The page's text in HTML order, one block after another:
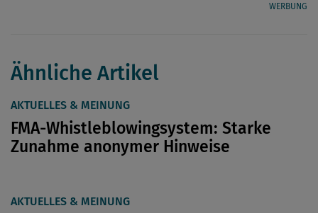
WERBUNG
Ähnliche Artikel
AKTUELLES & MEINUNG
FMA-Whistleblowingsystem: Starke
Zunahme anonymer Hinweise
AKTUELLES & MEINUNG